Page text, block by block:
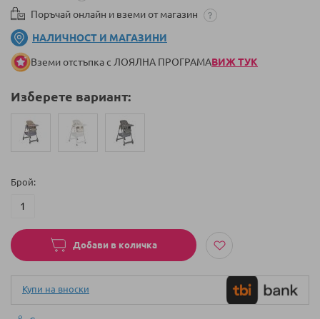
Поръчай онлайн и вземи от магазин
НАЛИЧНОСТ И МАГАЗИНИ
Вземи отстъпка с ЛОЯЛНА ПРОГРАМАВИЖ ТУК
Изберете вариант:
Брой
Добави в количка
Купи на вноски